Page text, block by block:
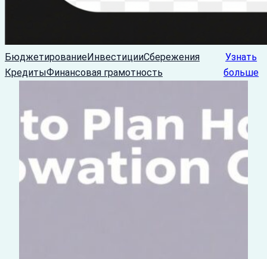
БюджетированиеИнвестицииСбережения
КредитыФинансовая грамотность
Узнать
больше